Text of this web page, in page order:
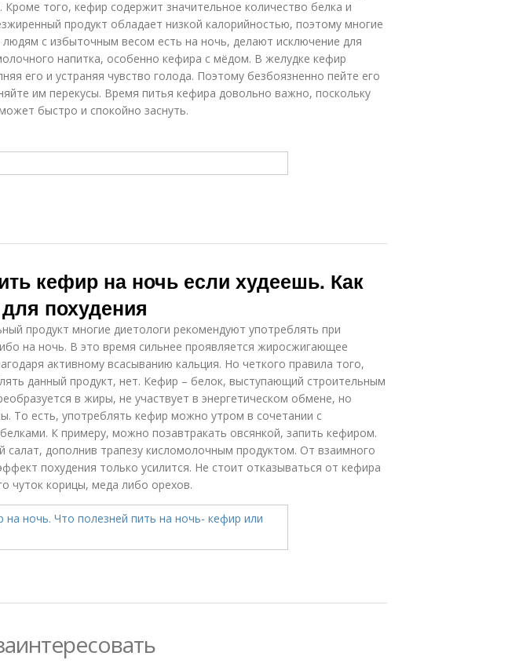
того, кефир содержит значительное количество белка и
продукт обладает низкой калорийностью, поэтому многие
с избыточным весом есть на ночь, делают исключение для
напитка, особенно кефира с мёдом. В желудке кефир
его и устраняя чувство голода. Поэтому безбоязненно пейте его
им перекусы. Время питья кефира довольно важно, поскольку
быстро и спокойно заснуть.
кефир на ночь если худеешь. Как
похудения
продукт многие диетологи рекомендуют употреблять при
на ночь. В это время сильнее проявляется жиросжигающее
активному всасыванию кальция. Но четкого правила того,
данный продукт, нет. Кефир – белок, выступающий строительным
в жиры, не участвует в энергетическом обмене, но
То есть, употреблять кефир можно утром в сочетании с
К примеру, можно позавтракать овсянкой, запить кефиром.
дополнив трапезу кисломолочным продуктом. От взаимного
похудения только усилится. Не стоит отказываться от кефира
чуток корицы, меда либо орехов.